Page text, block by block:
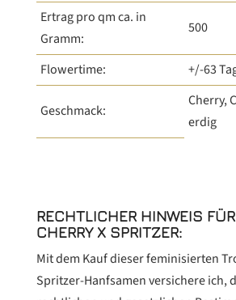
Ertrag pro qm ca. in
Gramm:
500
Flowertime: +/-63
Geschmack:
Cherry,
erdig
RECHTLICHER HINWEIS
CHERRY X SPRITZER:
Mit dem Kauf dieser feminisierten
Spritzer-Hanfsamen versichere ich,